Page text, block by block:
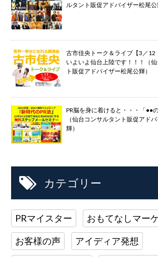
ルタント販促アドバイザー松尾公
古市佳央トーク＆ライブ【3／12
いよいよ仙台上陸です！！！（
ト販促アドバイザー松尾公輝）
PR脳を身に着けると・・・「●●
（仙台コンサルタント販促アド
輝）
カテゴリー
PRマイスター おもてなしマー
お客様の声 アイディア発想